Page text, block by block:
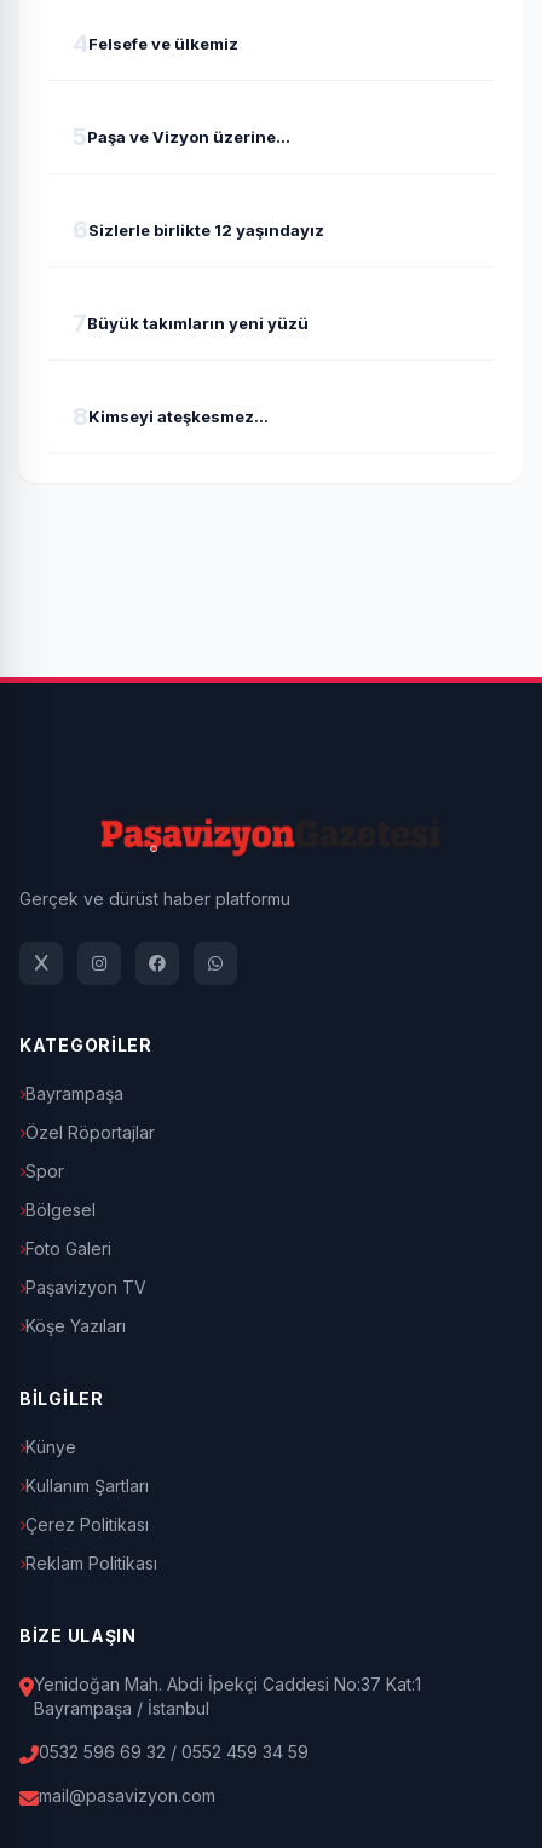
4Felsefe ve ülkemiz
5Paşa ve Vizyon üzerine...
6Sizlerle birlikte 12 yaşındayız
7Büyük takımların yeni yüzü
8Kimseyi ateşkesmez...
Gerçek ve dürüst haber platformu
KATEGORİLER
Bayrampaşa
Özel Röportajlar
Spor
Bölgesel
Foto Galeri
Paşavizyon TV
Köşe Yazıları
BİLGİLER
Künye
Kullanım Şartları
Çerez Politikası
Reklam Politikası
BİZE ULAŞIN
Yenidoğan Mah. Abdi İpekçi Caddesi No:37 Kat:1
Bayrampaşa / İstanbul
0532 596 69 32 / 0552 459 34 59
mail@pasavizyon.com